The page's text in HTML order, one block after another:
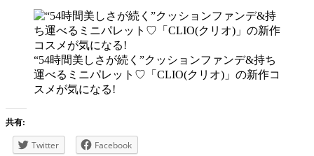
“54時間美しさが続く”クッションファンデ&持ち
運べるミニパレット♡「CLIO(クリオ)」の新作コ
スメが気になる!
共有:
Twitter Facebook